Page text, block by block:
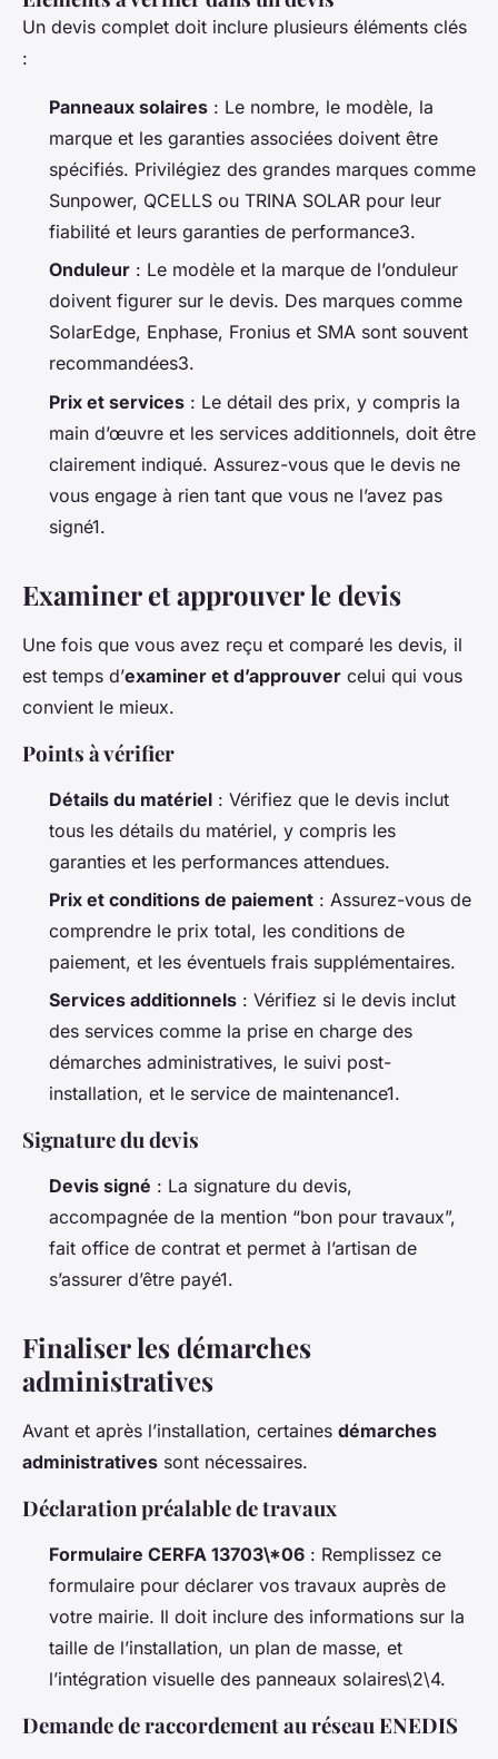
Un devis complet doit inclure plusieurs éléments clés
:
Panneaux solaires : Le nombre, le modèle, la
marque et les garanties associées doivent être
spécifiés. Privilégiez des grandes marques comme
Sunpower, QCELLS ou TRINA SOLAR pour leur
fiabilité et leurs garanties de performance3.
Onduleur : Le modèle et la marque de l’onduleur
doivent figurer sur le devis. Des marques comme
SolarEdge, Enphase, Fronius et SMA sont souvent
recommandées3.
Prix et services : Le détail des prix, y compris la
main d’œuvre et les services additionnels, doit être
clairement indiqué. Assurez-vous que le devis ne
vous engage à rien tant que vous ne l’avez pas
signé1.
Examiner et approuver le devis
Une fois que vous avez reçu et comparé les devis, il
est temps d’examiner et d’approuver celui qui vous
convient le mieux.
Points à vérifier
Détails du matériel : Vérifiez que le devis inclut
tous les détails du matériel, y compris les
garanties et les performances attendues.
Prix et conditions de paiement : Assurez-vous de
comprendre le prix total, les conditions de
paiement, et les éventuels frais supplémentaires.
Services additionnels : Vérifiez si le devis inclut
des services comme la prise en charge des
démarches administratives, le suivi post-
installation, et le service de maintenance1.
Signature du devis
Devis signé : La signature du devis,
accompagnée de la mention “bon pour travaux”,
fait office de contrat et permet à l’artisan de
s’assurer d’être payé1.
Finaliser les démarches
administratives
Avant et après l’installation, certaines démarches
administratives sont nécessaires.
Déclaration préalable de travaux
Formulaire CERFA 13703\*06 : Remplissez ce
formulaire pour déclarer vos travaux auprès de
votre mairie. Il doit inclure des informations sur la
taille de l’installation, un plan de masse, et
l’intégration visuelle des panneaux solaires\2\4.
Demande de raccordement au réseau ENEDIS